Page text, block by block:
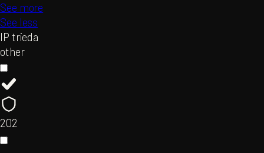
See more
See less
IP trieda
other
202